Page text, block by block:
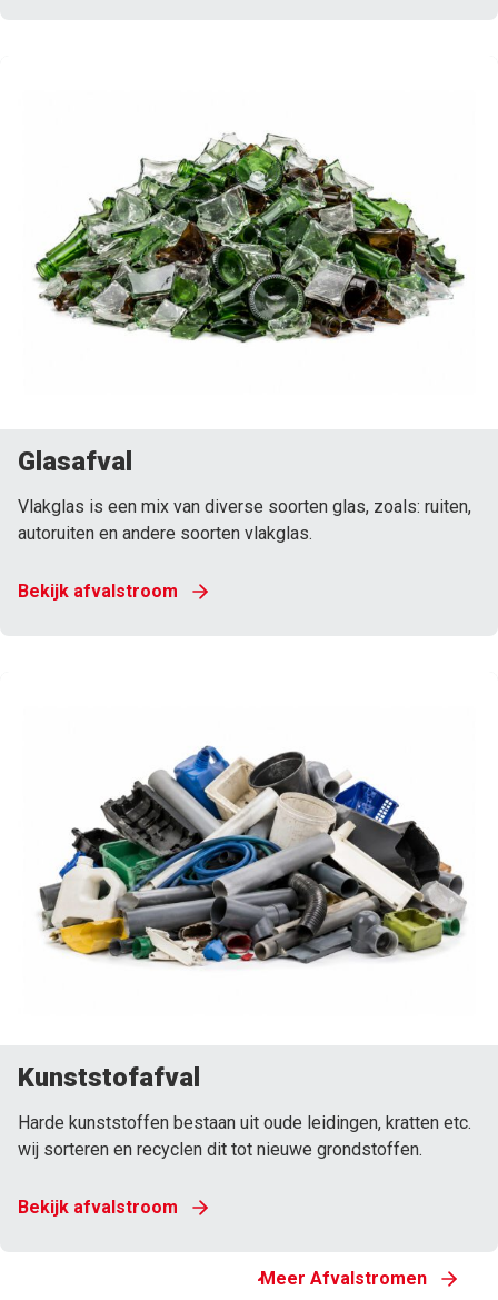
Glasafval
Vlakglas is een mix van diverse soorten glas, zoals: ruiten,
autoruiten en andere soorten vlakglas.
Bekijk afvalstroom
Kunststofafval
Harde kunststoffen bestaan uit oude leidingen, kratten etc.
wij sorteren en recyclen dit tot nieuwe grondstoffen.
Bekijk afvalstroom
Meer Afvalstromen